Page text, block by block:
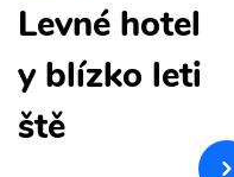
Levné hotel
y blízko leti
ště